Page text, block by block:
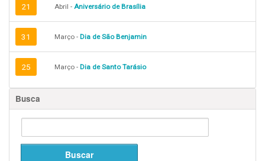
21 Abril - Aniversário de Brasília
31 Março - Dia de São Benjamin
25 Março - Dia de Santo Tarásio
Busca